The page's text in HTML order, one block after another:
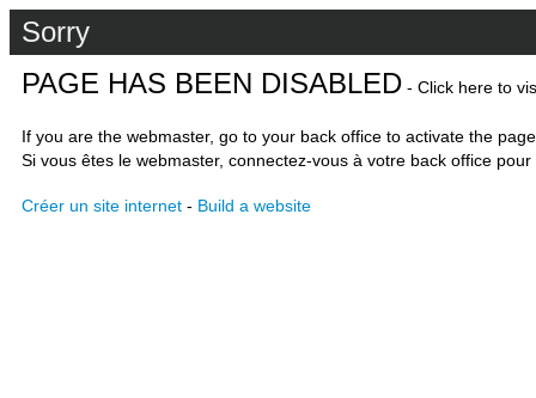
Sorry
PAGE HAS BEEN DISABLED - Click here to
If you are the webmaster, go to your back office to activate the
Si vous êtes le webmaster, connectez-vous à votre back office
Créer un site internet - Build a website